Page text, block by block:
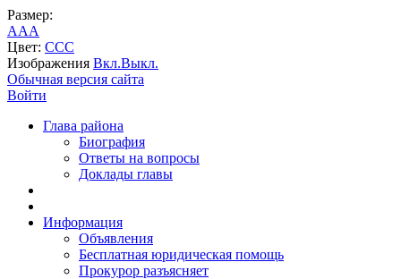
Размер:
AAA
Цвет: CCC
Изображения Вкл.Выкл.
Обычная версия сайта
Войти
Глава района
Биография
Ответы на вопросы
Доклады главы
Информация
Объявления
Бесплатная юридическая помощь
Прокурор разъясняет